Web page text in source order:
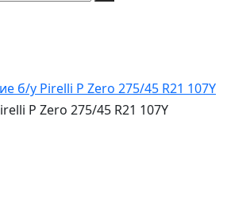
P Zero 275/45 R21 107Y